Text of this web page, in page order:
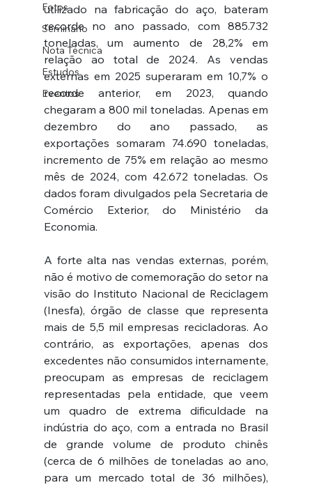
Fotos
Seminário
Nota Técnica
Estudos
Eventos
utilizado na fabricação do aço, bateram
recorde no ano passado, com 885.732
toneladas, um aumento de 28,2% em
relação ao total de 2024. As vendas
externas em 2025 superaram em 10,7% o
recorde anterior, em 2023, quando
chegaram a 800 mil toneladas. Apenas em
dezembro do ano passado, as
exportações somaram 74.690 toneladas,
incremento de 75% em relação ao mesmo
mês de 2024, com 42.672 toneladas. Os
dados foram divulgados pela Secretaria de
Comércio Exterior, do Ministério da
Economia.
A forte alta nas vendas externas, porém,
não é motivo de comemoração do setor na
visão do Instituto Nacional de Reciclagem
(Inesfa), órgão de classe que representa
mais de 5,5 mil empresas recicladoras. Ao
contrário, as exportações, apenas dos
excedentes não consumidos internamente,
preocupam as empresas de reciclagem
representadas pela entidade, que veem
um quadro de extrema dificuldade na
indústria do aço, com a entrada no Brasil
de grande volume de produto chinês
(cerca de 6 milhões de toneladas ao ano,
para um mercado total de 36 milhões),